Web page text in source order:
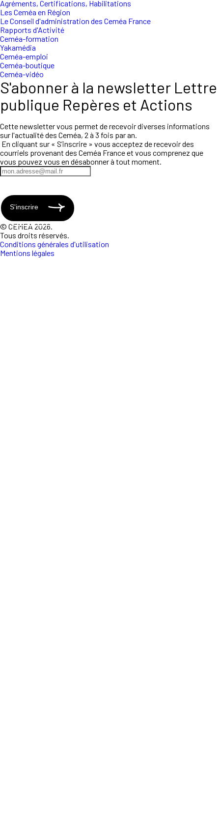
Agréments, Certifications, Habilitations
Les Ceméa en Région
Le Conseil d'administration des Ceméa France
Rapports d'Activité
Ceméa-formation
Yakamédia
Ceméa-emploi
Ceméa-boutique
Ceméa-vidéo
S'abonner à la newsletter Lettre
publique Repères et Actions
Cette newsletter vous permet de recevoir diverses informations
sur l'actualité des Ceméa, 2 à 3 fois par an.
En cliquant sur « S’inscrire » vous acceptez de recevoir des
courriels provenant des Ceméa France et vous comprenez que
vous pouvez vous en désabonner à tout moment.
S'inscrire
© CEMEA 2026.
Tous droits réservés.
Conditions générales d'utilisation
Mentions légales